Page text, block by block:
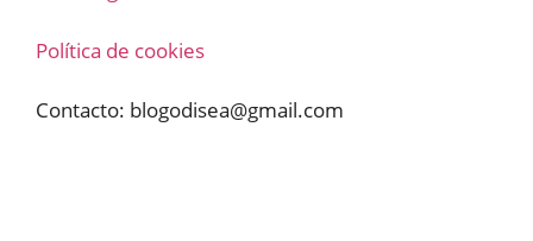
Política de cookies
Contacto: blogodisea@gmail.com